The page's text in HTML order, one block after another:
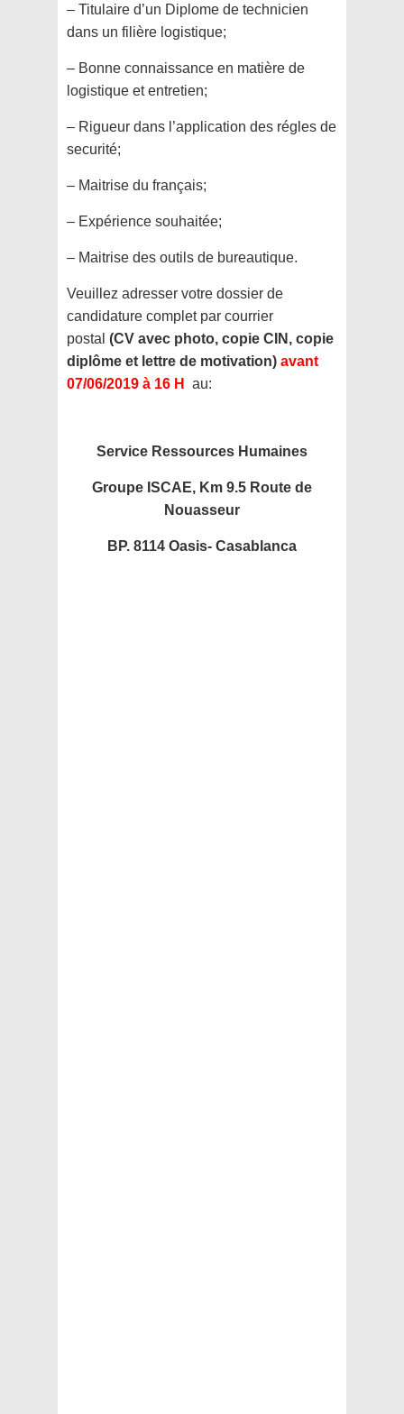
– Titulaire d’un Diplome de technicien
dans un filière logistique;
– Bonne connaissance en matière de
logistique et entretien;
– Rigueur dans l’application des régles de
securité;
– Maitrise du français;
– Expérience souhaitée;
– Maitrise des outils de bureautique.
Veuillez adresser votre dossier de
candidature complet par courrier
postal (CV avec photo, copie CIN, copie
diplôme et lettre de motivation) avant
07/06/2019 à 16 H
au:
Service Ressources Humaines
Groupe ISCAE, Km 9.5 Route de
Nouasseur
BP. 8114 Oasis- Casablanca